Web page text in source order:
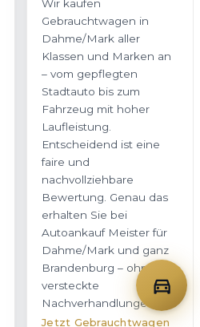
Wir kaufen
Gebrauchtwagen in
Dahme/Mark aller
Klassen und Marken an
– vom gepflegten
Stadtauto bis zum
Fahrzeug mit hoher
Laufleistung.
Entscheidend ist eine
faire und
nachvollziehbare
Bewertung. Genau das
erhalten Sie bei
Autoankauf Meister für
Dahme/Mark und ganz
Brandenburg – ohne
versteckte
Nachverhandlungen.
Jetzt Gebrauchtwagen